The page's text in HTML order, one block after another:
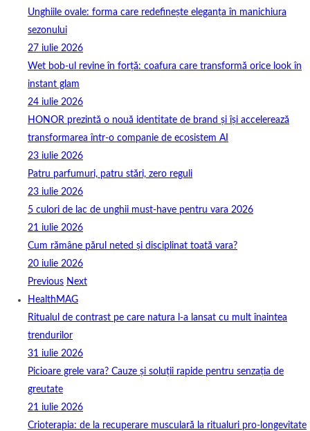
Unghiile ovale: forma care redefinește eleganța în manichiura
sezonului
27 iulie 2026
Wet bob-ul revine în forță: coafura care transformă orice look în
instant glam
24 iulie 2026
HONOR prezintă o nouă identitate de brand și își accelerează
transformarea într-o companie de ecosistem AI
23 iulie 2026
Patru parfumuri, patru stări, zero reguli
23 iulie 2026
5 culori de lac de unghii must‑have pentru vara 2026
21 iulie 2026
Cum rămâne părul neted și disciplinat toată vara?
20 iulie 2026
Previous Next
HealthMAG
Ritualul de contrast pe care natura l-a lansat cu mult înaintea
trendurilor
31 iulie 2026
Picioare grele vara? Cauze și soluții rapide pentru senzația de
greutate
21 iulie 2026
Crioterapia: de la recuperare musculară la ritualuri pro‑longevitate